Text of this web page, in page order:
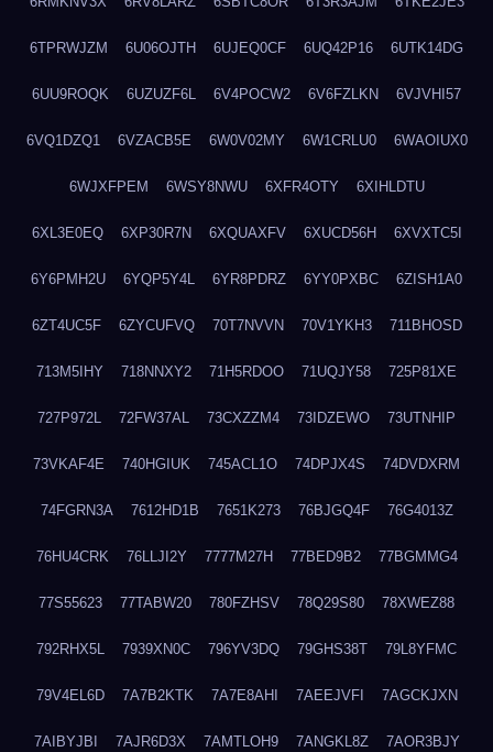
6TPRWJZM 6U06OJTH 6UJEQ0CF 6UQ42P16 6UTK14DG
6UU9ROQK 6UZUZF6L 6V4POCW2 6V6FZLKN 6VJVHI57
6VQ1DZQ1 6VZACB5E 6W0V02MY 6W1CRLU0 6WAOIUX0
6WJXFPEM 6WSY8NWU 6XFR4OTY 6XIHLDTU
6XL3E0EQ 6XP30R7N 6XQUAXFV 6XUCD56H 6XVXTC5I
6Y6PMH2U 6YQP5Y4L 6YR8PDRZ 6YY0PXBC 6ZISH1A0
6ZT4UC5F 6ZYCUFVQ 70T7NVVN 70V1YKH3 711BHOSD
713M5IHY 718NNXY2 71H5RDOO 71UQJY58 725P81XE
727P972L 72FW37AL 73CXZZM4 73IDZEWO 73UTNHIP
73VKAF4E 740HGIUK 745ACL1O 74DPJX4S 74DVDXRM
74FGRN3A 7612HD1B 7651K273 76BJGQ4F 76G4013Z
76HU4CRK 76LLJI2Y 7777M27H 77BED9B2 77BGMMG4
77S55623 77TABW20 780FZHSV 78Q29S80 78XWEZ88
792RHX5L 7939XN0C 796YV3DQ 79GHS38T 79L8YFMC
79V4EL6D 7A7B2KTK 7A7E8AHI 7AEEJVFI 7AGCKJXN
7AIBYJBI 7AJR6D3X 7AMTLOH9 7ANGKL8Z 7AOR3BJY